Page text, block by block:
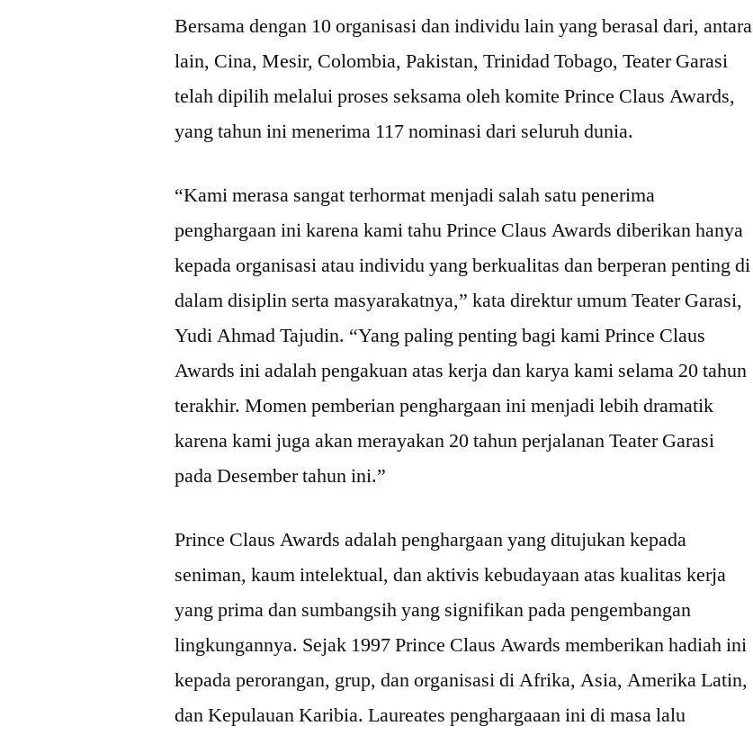
Bersama dengan 10 organisasi dan individu lain yang berasal dari, antara
lain, Cina, Mesir, Colombia, Pakistan, Trinidad Tobago, Teater Garasi
telah dipilih melalui proses seksama oleh komite Prince Claus Awards,
yang tahun ini menerima 117 nominasi dari seluruh dunia.
“Kami merasa sangat terhormat menjadi salah satu penerima
penghargaan ini karena kami tahu Prince Claus Awards diberikan hanya
kepada organisasi atau individu yang berkualitas dan berperan penting di
dalam disiplin serta masyarakatnya,” kata direktur umum Teater Garasi,
Yudi Ahmad Tajudin. “Yang paling penting bagi kami Prince Claus
Awards ini adalah pengakuan atas kerja dan karya kami selama 20 tahun
terakhir. Momen pemberian penghargaan ini menjadi lebih dramatik
karena kami juga akan merayakan 20 tahun perjalanan Teater Garasi
pada Desember tahun ini.”
Prince Claus Awards adalah penghargaan yang ditujukan kepada
seniman, kaum intelektual, dan aktivis kebudayaan atas kualitas kerja
yang prima dan sumbangsih yang signifikan pada pengembangan
lingkungannya. Sejak 1997 Prince Claus Awards memberikan hadiah ini
kepada perorangan, grup, dan organisasi di Afrika, Asia, Amerika Latin,
dan Kepulauan Karibia. Laureates penghargaaan ini di masa lalu